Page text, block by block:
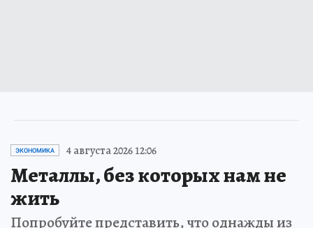
ЭКОНОМИКА 4 августа 2026 12:06
Металлы, без которых нам не
жить
Попробуйте представить, что однажды из